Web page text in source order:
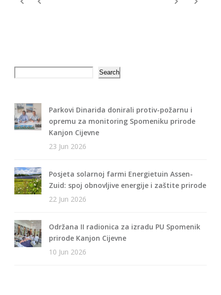
Search
Parkovi Dinarida donirali protiv-požarnu i
opremu za monitoring Spomeniku prirode
Kanjon Cijevne
23 Jun 2026
Posjeta solarnoj farmi Energietuin Assen-
Zuid: spoj obnovljive energije i zaštite prirode
22 Jun 2026
Održana II radionica za izradu PU Spomenik
prirode Kanjon Cijevne
10 Jun 2026